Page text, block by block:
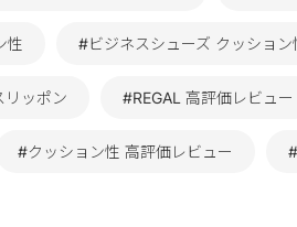
性 #ビジネスシューズ クッション
リッポン #REGAL 高評価レビュー
#クッション性 高評価レビュー